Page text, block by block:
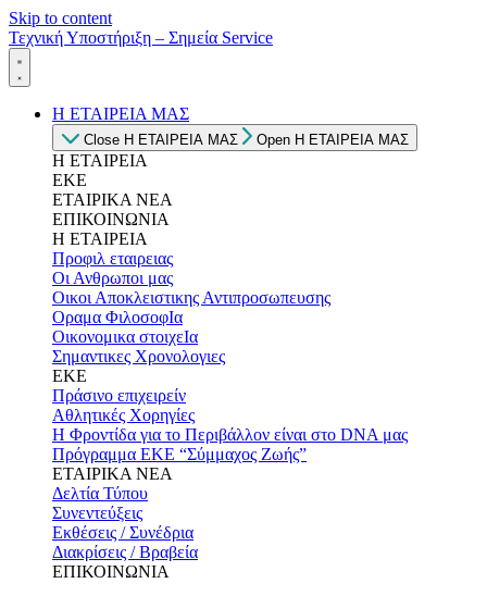
Skip to content
Τεχνική Υποστήριξη – Σημεία Service
Η ΕΤΑΙΡΕΙΑ ΜΑΣ
Close Η ΕΤΑΙΡΕΙΑ ΜΑΣ Open Η ΕΤΑΙΡΕΙΑ ΜΑΣ
Η ΕΤΑΙΡΕΙΑ
ΕΚΕ
ΕΤΑΙΡΙΚΑ ΝΕΑ
ΕΠΙΚΟΙΝΩΝΙΑ
Η ΕΤΑΙΡΕΙΑ
Προφιλ εταιρειας
Οι Ανθρωποι μας
Οικοι Αποκλειστικης Αντιπροσωπευσης
Οραμα ΦιλοσοφΙα
Οικονομικα στοιχεΙα
Σημαντικες Χρονολογιες
ΕΚΕ
Πράσινο επιχειρείν
Αθλητικές Χορηγίες
Η Φροντίδα για το Περιβάλλον είναι στο DNA μας
Πρόγραμμα ΕΚΕ “Σύμμαχος Ζωής”
ΕΤΑΙΡΙΚΑ ΝΕΑ
Δελτία Τύπου
Συνεντεύξεις
Εκθέσεις / Συνέδρια
Διακρίσεις / Βραβεία
ΕΠΙΚΟΙΝΩΝΙΑ